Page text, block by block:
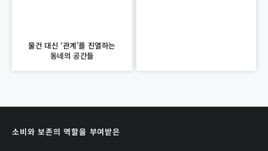
물건 대신 ‘관계’를 진열하는
동네의 공간들
소비와 보존의 역할을 부여받은